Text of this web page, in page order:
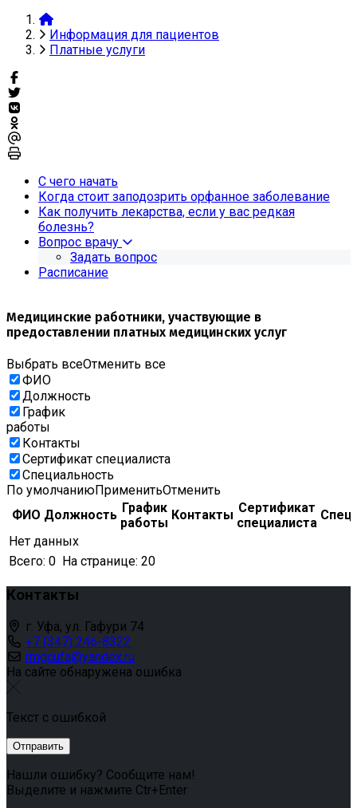
Информация для пациентов
Платные услуги
С чего начать
Когда стоит заподозрить орфанное заболевание
Как получить лекарства, если у вас редкая
болезнь?
Вопрос врачу
Задать вопрос
Расписание
Медицинские работники, участвующие в
предоставлении платных медицинских услуг
Выбрать всеОтменить все
ФИО
Должность
График
работы
Контакты
Сертификат специалиста
Специальность
По умолчаниюПрименитьОтменить
ФИО Должность График
работы
Контакты Сертификат
специалиста
Нет данных
Всего: 0 На странице: 20
Контакты
г. Уфа, ул. Гафури 74
+7 (347) 246-8322
rmgcufa@yandex.ru
На сайте обнаружена ошибка
Текст с ошибкой
Нашли ошибку? Сообщите нам!
Выделите и нажмите Ctr+Enter